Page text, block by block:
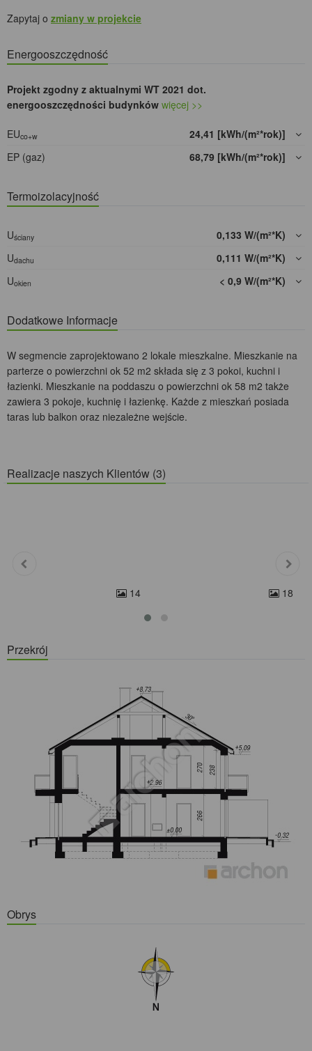
Zapytaj o zmiany w projekcie
Energooszczędność
Projekt zgodny z aktualnymi WT 2021 dot.
energooszczędności budynków więcej >>
EUco+w
24,41 [kWh/(m²*rok)]
EP (gaz)
68,79 [kWh/(m²*rok)]
Termoizolacyjność
Uściany
0,133 W/(m²*K)
Udachu
0,111 W/(m²*K)
Uokien < 0,9 W/(m²*K)
Dodatkowe Informacje
W segmencie zaprojektowano 2 lokale mieszkalne. Mieszkanie na
parterze o powierzchni ok 52 m2 składa się z 3 pokoi, kuchni i
łazienki. Mieszkanie na poddaszu o powierzchni ok 58 m2 także
zawiera 3 pokoje, kuchnię i łazienkę. Każde z mieszkań posiada
taras lub balkon oraz niezależne wejście.
Realizacje naszych Klientów (3)
14 18
Przekrój
Obrys